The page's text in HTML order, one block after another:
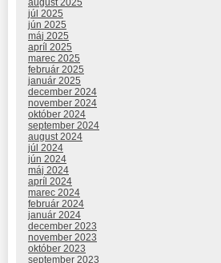
august 2025
júl 2025
jún 2025
máj 2025
apríl 2025
marec 2025
február 2025
január 2025
december 2024
november 2024
október 2024
september 2024
august 2024
júl 2024
jún 2024
máj 2024
apríl 2024
marec 2024
február 2024
január 2024
december 2023
november 2023
október 2023
september 2023